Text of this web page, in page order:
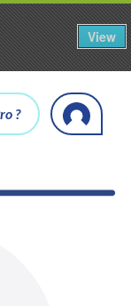
View
?